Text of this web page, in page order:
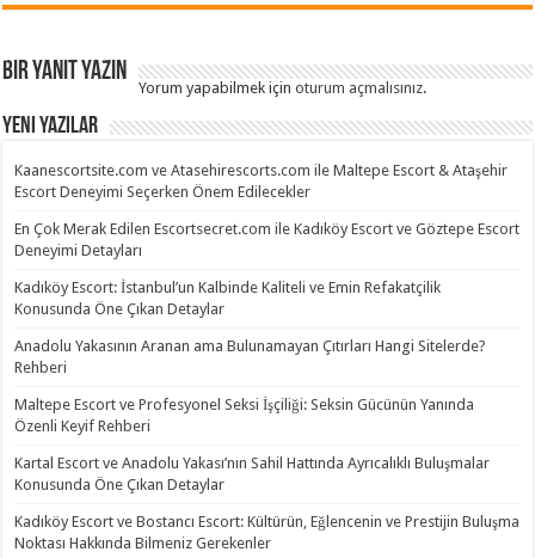
Bir yanıt yazın
Yorum yapabilmek içinoturum açmalısınız.
Yeni Yazılar
Kaanescortsite.com ve Atasehirescorts.com ile Maltepe Escort & Ataşehir
Escort Deneyimi Seçerken Önem Edilecekler
En Çok Merak Edilen Escortsecret.com ile Kadıköy Escort ve Göztepe Escort
Deneyimi Detayları
Kadıköy Escort: İstanbul’un Kalbinde Kaliteli ve Emin Refakatçilik
Konusunda Öne Çıkan Detaylar
Anadolu Yakasının Aranan ama Bulunamayan Çıtırları Hangi Sitelerde?
Rehberi
Maltepe Escort ve Profesyonel Seksi İşçiliği: Seksin Gücünün Yanında
Özenli Keyif Rehberi
Kartal Escort ve Anadolu Yakası’nın Sahil Hattında Ayrıcalıklı Buluşmalar
Konusunda Öne Çıkan Detaylar
Kadıköy Escort ve Bostancı Escort: Kültürün, Eğlencenin ve Prestijin Buluşma
Noktası Hakkında Bilmeniz Gerekenler